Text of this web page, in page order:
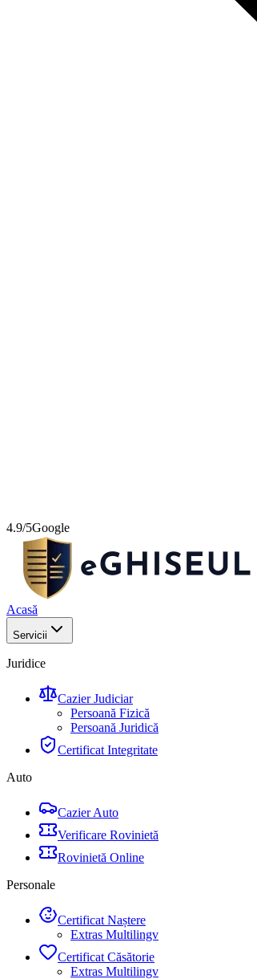
4.9/5Google
Acasă
Servicii
Juridice
Cazier Judiciar
Persoană Fizică
Persoană Juridică
Certificat Integritate
Auto
Cazier Auto
Verificare Rovinietă
Rovinietă Online
Personale
Certificat Naștere
Extras Multilingv
Certificat Căsătorie
Extras Multilingv